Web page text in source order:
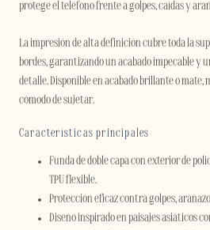
protege el teléfono frente a golpes, caídas y
La impresión de alta definición cubre toda la
bordes, garantizando un acabado impecable y
detalle. Disponible en acabado brillante o
cómodo de sujetar.
Características principales
Funda de doble capa con exterior de
TPU flexible.
Protección eficaz contra golpes,
Diseño inspirado en paisajes asiáticos